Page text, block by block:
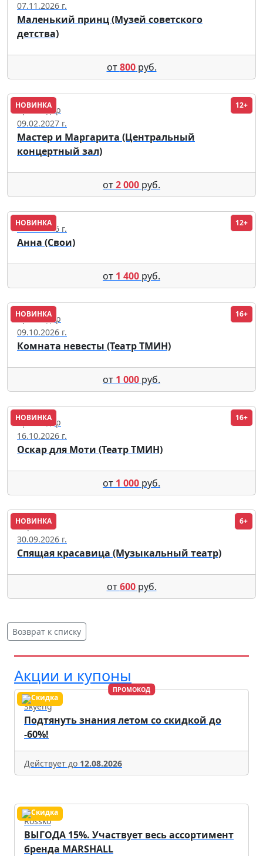
07.11.2026 г.
Маленький принц (Музей советского
детства)
от800руб.
НОВИНКА 12+
Краснодар
09.02.2027 г.
Мастер и Маргарита (Центральный
концертный зал)
от2 000 руб.
НОВИНКА 12+
28.08.2026 г.
Анна (Свои)
от 1 400 руб.
НОВИНКА 16+
Краснодар
09.10.2026 г.
Комната невесты (Театр ТМИН)
от 1 000 руб.
НОВИНКА 16+
Краснодар
16.10.2026 г.
Оскар для Моти (Театр ТМИН)
от 1 000 руб.
НОВИНКА 6+
Саранск
30.09.2026 г.
Спящая красавица (Музыкальный театр)
от600руб.
Возврат к списку
Акции и купоны
ПРОМОКОД
Skyeng
Подтянуть знания летом со скидкой до
-60%!
Действует до 12.08.2026
Rossko
ВЫГОДА 15%. Участвует весь ассортимент
бренда MARSHALL